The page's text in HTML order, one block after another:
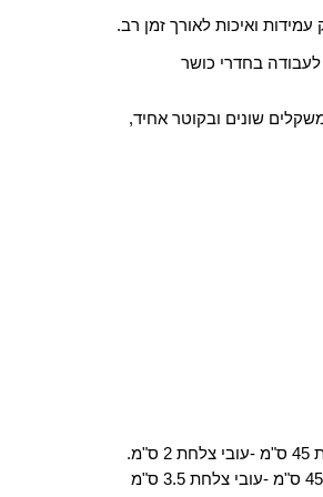
בחדרי כושר
שונים ובקוטר אחיד,